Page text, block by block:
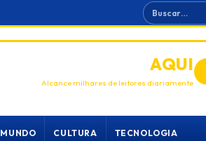
Buscar
ANUNCIEAQUI
Alcance milhares de leitores diariamente
MUNDO CULTURA TECNOLOGIA